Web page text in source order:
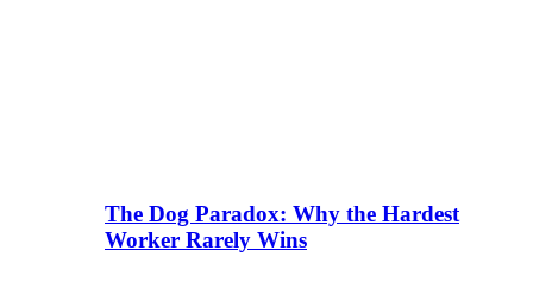
The Dog Paradox: Why the Hardest
Worker Rarely Wins